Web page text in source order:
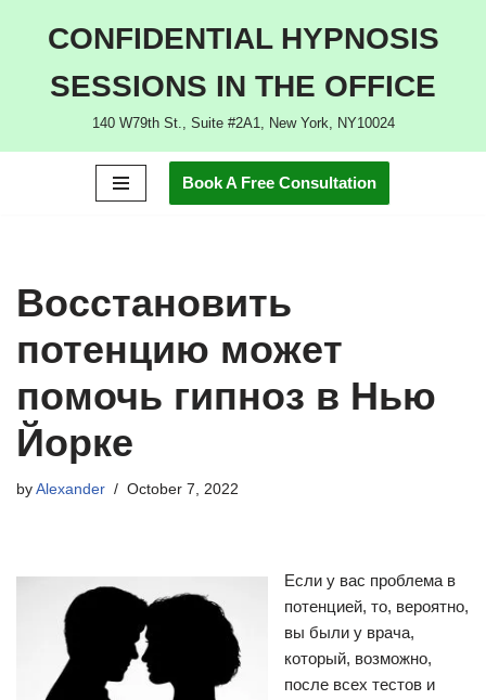
CONFIDENTIAL HYPNOSIS
SESSIONS IN THE OFFICE
140 W79th St., Suite #2A1, New York, NY10024
Book A Free Consultation
Восстановить
потенцию может
помочь гипноз в Нью
Йорке
by Alexander October 7, 2022
Если у вас проблема в
потенцией, то, вероятно,
вы были у врача,
который, возможно,
после всех тестов и